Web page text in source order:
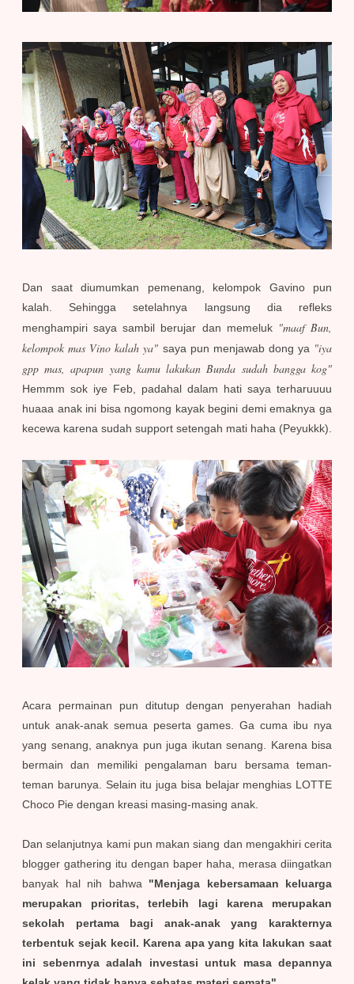
Dan saat diumumkan pemenang, kelompok Gavino pun
kalah. Sehingga setelahnya langsung dia refleks
menghampiri saya sambil berujar dan memeluk "maaf Bun,
kelompok mas Vino kalah ya" saya pun menjawab dong ya "iya
gpp mas, apapun yang kamu lakukan Bunda sudah bangga kog"
Hemmm sok iye Feb, padahal dalam hati saya terharuuuu
huaaa anak ini bisa ngomong kayak begini demi emaknya ga
kecewa karena sudah support setengah mati haha (Peyukkk).
Acara permainan pun ditutup dengan penyerahan hadiah
untuk anak-anak semua peserta games. Ga cuma ibu nya
yang senang, anaknya pun juga ikutan senang. Karena bisa
bermain dan memiliki pengalaman baru bersama teman-
teman barunya. Selain itu juga bisa belajar menghias LOTTE
Choco Pie dengan kreasi masing-masing anak.
Dan selanjutnya kami pun makan siang dan mengakhiri cerita
blogger gathering itu dengan baper haha, merasa diingatkan
banyak hal nih bahwa "Menjaga kebersamaan keluarga
merupakan prioritas, terlebih lagi karena merupakan
sekolah pertama bagi anak-anak yang karakternya
terbentuk sejak kecil. Karena apa yang kita lakukan saat
ini sebenrnya adalah investasi untuk masa depannya